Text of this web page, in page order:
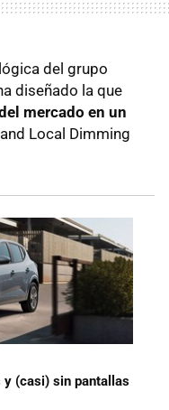
del grupo
diseñado la que
mercado en un
Local Dimming
(casi) sin pantallas